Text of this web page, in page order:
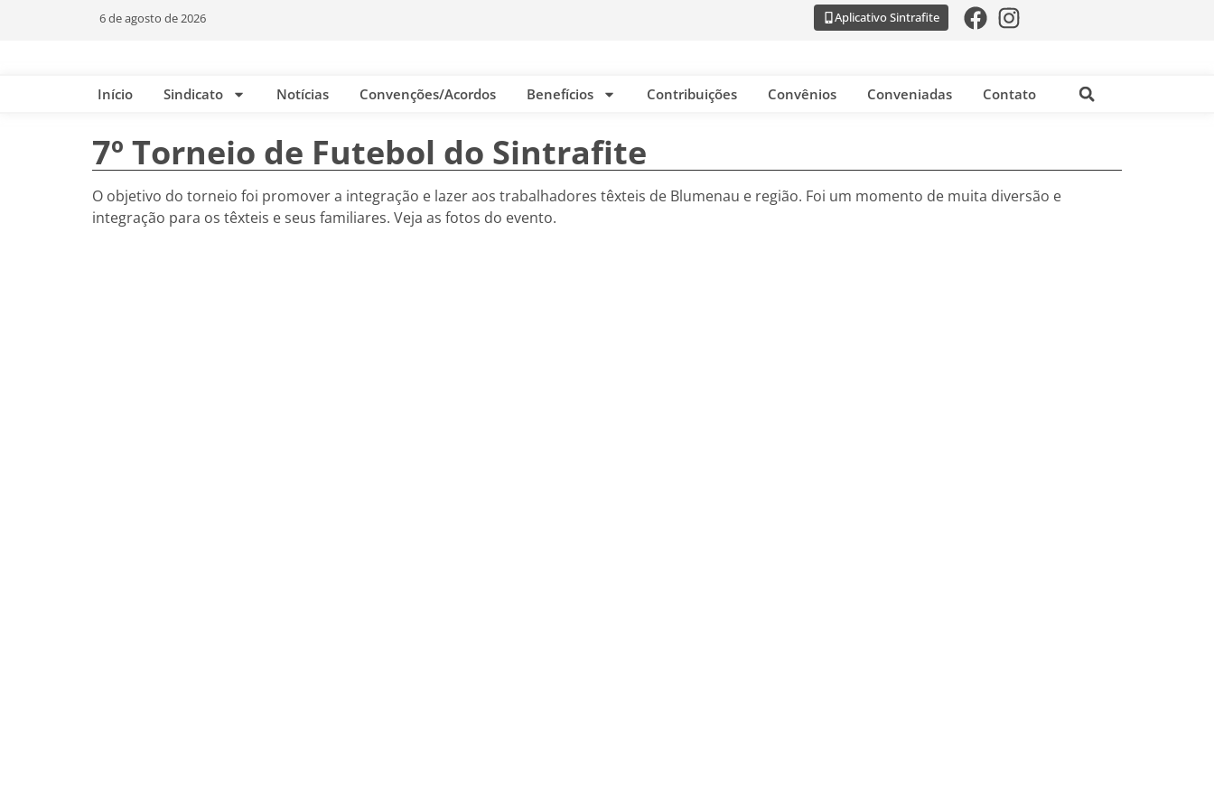
6 de agosto de 2026 Aplicativo Sintrafite
Início Sindicato Notícias Convenções/Acordos Benefícios Contribuições Convênios Conveniadas Contato
7º Torneio de Futebol do Sintrafite
O objetivo do torneio foi promover a integração e lazer aos trabalhadores têxteis de Blumenau e região. Foi um momento de muita diversão e
integração para os têxteis e seus familiares. Veja as fotos do evento.